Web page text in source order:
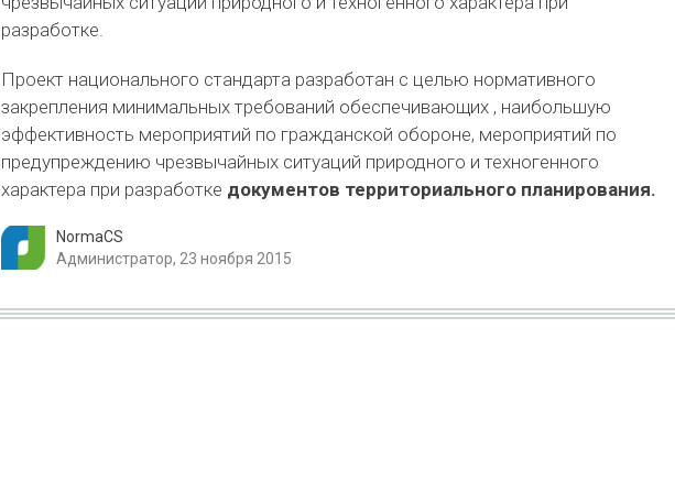
разработке.
Проект национального стандарта разработан с целью нормативного
закрепления минимальных требований обеспечивающих , наибольшую
эффективность мероприятий по гражданской обороне, мероприятий по
предупреждению чрезвычайных ситуаций природного и техногенного
характера при разработке документов территориального планирования.
NormaCS
Администратор, 23 ноября 2015